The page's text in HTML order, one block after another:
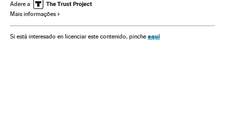
Adere a
Mais informações
Si está interesado en licenciar este contenido, pinche aquí